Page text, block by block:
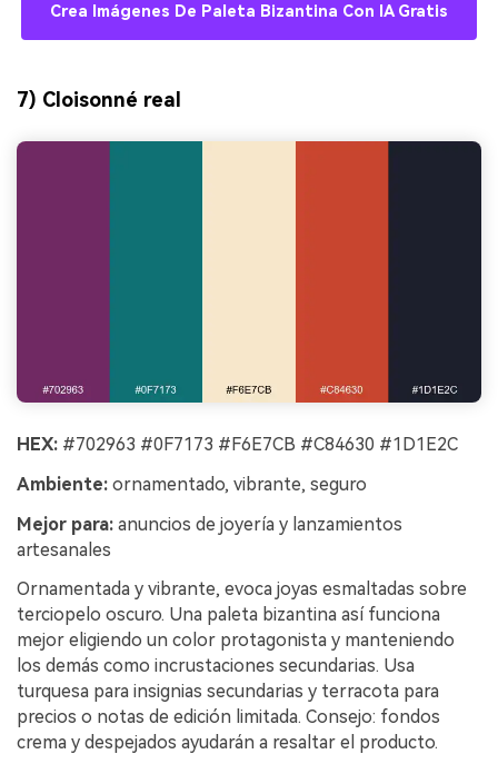
Crea Imágenes De Paleta Bizantina Con IA Gratis
7) Cloisonné real
HEX: #702963 #0F7173 #F6E7CB #C84630 #1D1E2C
Ambiente: ornamentado, vibrante, seguro
Mejor para: anuncios de joyería y lanzamientos
artesanales
Ornamentada y vibrante, evoca joyas esmaltadas sobre
terciopelo oscuro. Una paleta bizantina así funciona
mejor eligiendo un color protagonista y manteniendo
los demás como incrustaciones secundarias. Usa
turquesa para insignias secundarias y terracota para
precios o notas de edición limitada. Consejo: fondos
crema y despejados ayudarán a resaltar el producto.